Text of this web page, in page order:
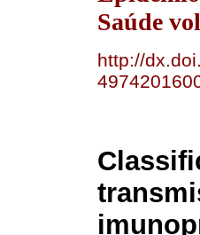
Saúde
http://